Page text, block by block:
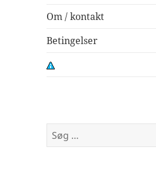
Om / kontakt
Betingelser
Søg
efter: